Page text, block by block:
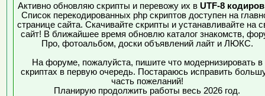
Активно обновляю скрипты и перевожу их в UTF-8
Список перекодированных php скриптов доступен на
странице сайта. Скачивайте скрипты и устанавливайте на
сайт! В ближайшее время обновлю каталог знакомств,
Про, фотоальбом, доски объявлений лайт и ЛЮКС.
На форуме, пожалуйста, пишите что модернизировать в
скриптах в первую очередь. Постараюсь исправить
часть пожеланий!
Планирую продолжить работы весь 2026 год.